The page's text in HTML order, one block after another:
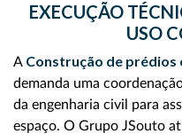
EXECUÇÃO
USO
A Construção de prédios
demanda uma
da engenharia civil para
espaço. O Grupo JSouto